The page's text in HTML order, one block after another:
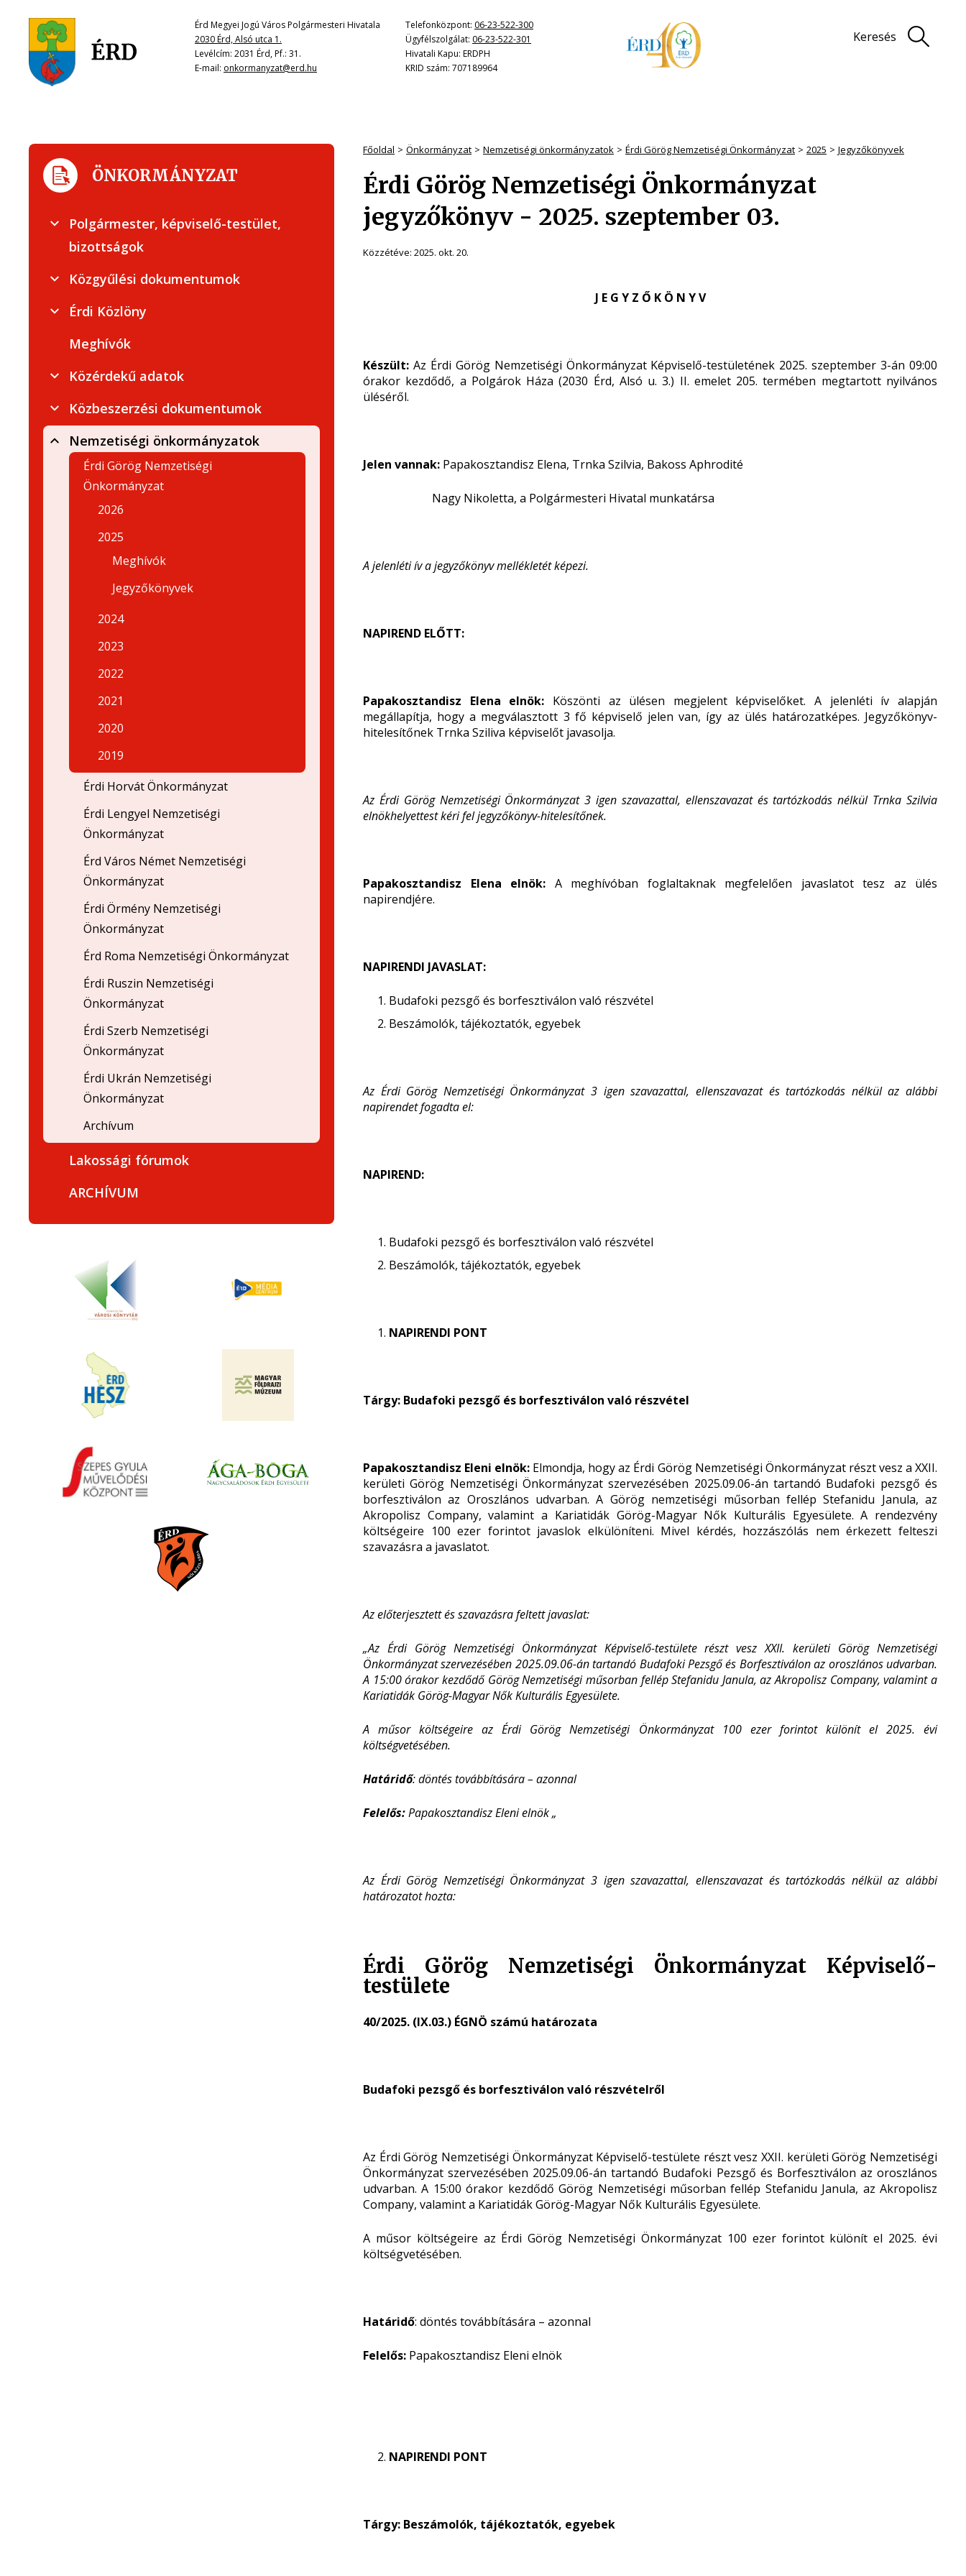
Érd Megyei Jogú Város Polgármesteri Hivatala
2030 Érd, Alsó utca 1.
Levélcím: 2031 Érd, Pf.: 31.
E-mail: onkormanyzat@erd.hu
Telefonközpont: 06-23-522-300
Ügyfélszolgálat: 06-23-522-301
Hivatali Kapu: ERDPH
KRID szám: 707189964
Keresés
Főoldal Önkormányzat Nemzetiségi önkormányzatok Érdi Görög Nemzetiségi Önkormányzat 2025 Jegyzőkönyvek
Érdi Görög Nemzetiségi Önkormányzat
jegyzőkönyv - 2025. szeptember 03.
Közzétéve: 2025. okt. 20.
J E G Y Z Ő K Ö N Y V
Készült: Az Érdi Görög Nemzetiségi Önkormányzat Képviselő-testületének 2025. szeptember 3-án 09:00
órakor kezdődő, a Polgárok Háza (2030 Érd, Alsó u. 3.) II. emelet 205. termében megtartott nyilvános
üléséről.
Jelen vannak: Papakosztandisz Elena, Trnka Szilvia, Bakoss Aphrodité
Nagy Nikoletta, a Polgármesteri Hivatal munkatársa
A jelenléti ív a jegyzőkönyv mellékletét képezi.
NAPIREND ELŐTT:
Papakosztandisz Elena elnök: Köszönti az ülésen megjelent képviselőket. A jelenléti ív alapján
megállapítja, hogy a megválasztott 3 fő képviselő jelen van, így az ülés határozatképes. Jegyzőkönyv-
hitelesítőnek Trnka Sziliva képviselőt javasolja.
Az Érdi Görög Nemzetiségi Önkormányzat 3 igen szavazattal, ellenszavazat és tartózkodás nélkül Trnka Szilvia
elnökhelyettest kéri fel jegyzőkönyv-hitelesítőnek.
Papakosztandisz Elena elnök: A meghívóban foglaltaknak megfelelően javaslatot tesz az ülés
napirendjére.
NAPIRENDI JAVASLAT:
Budafoki pezsgő és borfesztiválon való részvétel
Beszámolók, tájékoztatók, egyebek
Az Érdi Görög Nemzetiségi Önkormányzat 3 igen szavazattal, ellenszavazat és tartózkodás nélkül az alábbi
napirendet fogadta el:
NAPIREND:
Budafoki pezsgő és borfesztiválon való részvétel
Beszámolók, tájékoztatók, egyebek
NAPIRENDI PONT
Tárgy: Budafoki pezsgő és borfesztiválon való részvétel
Papakosztandisz Eleni elnök: Elmondja, hogy az Érdi Görög Nemzetiségi Önkormányzat részt vesz a XXII.
kerületi Görög Nemzetiségi Önkormányzat szervezésében 2025.09.06-án tartandó Budafoki pezsgő és
borfesztiválon az Oroszlános udvarban. A Görög nemzetiségi műsorban fellép Stefanidu Janula, az
Akropolisz Company, valamint a Kariatidák Görög-Magyar Nők Kulturális Egyesülete. A rendezvény
költségeire 100 ezer forintot javaslok elkülöníteni. Mivel kérdés, hozzászólás nem érkezett felteszi
szavazásra a javaslatot.
Az előterjesztett és szavazásra feltett javaslat:
„Az Érdi Görög Nemzetiségi Önkormányzat Képviselő-testülete részt vesz XXII. kerületi Görög Nemzetiségi
Önkormányzat szervezésében 2025.09.06-án tartandó Budafoki Pezsgő és Borfesztiválon az oroszlános udvarban.
A 15:00 órakor kezdődő Görög Nemzetiségi műsorban fellép Stefanidu Janula, az Akropolisz Company, valamint a
Kariatidák Görög-Magyar Nők Kulturális Egyesülete.
A műsor költségeire az Érdi Görög Nemzetiségi Önkormányzat 100 ezer forintot különít el 2025. évi
költségvetésében.
Határidő: döntés továbbítására – azonnal
Felelős:Papakosztandisz Eleni elnök „
Az Érdi Görög Nemzetiségi Önkormányzat 3 igen szavazattal, ellenszavazat és tartózkodás nélkül az alábbi
határozatot hozta:
Érdi Görög Nemzetiségi Önkormányzat Képviselő-
testülete
40/2025. (IX.03.) ÉGNÖ számú határozata
Budafoki pezsgő és borfesztiválon való részvételről
Az Érdi Görög Nemzetiségi Önkormányzat Képviselő-testülete részt vesz XXII. kerületi Görög Nemzetiségi
Önkormányzat szervezésében 2025.09.06-án tartandó Budafoki Pezsgő és Borfesztiválon az oroszlános
udvarban. A 15:00 órakor kezdődő Görög Nemzetiségi műsorban fellép Stefanidu Janula, az Akropolisz
Company, valamint a Kariatidák Görög-Magyar Nők Kulturális Egyesülete.
A műsor költségeire az Érdi Görög Nemzetiségi Önkormányzat 100 ezer forintot különít el 2025. évi
költségvetésében.
Határidő: döntés továbbítására – azonnal
Felelős: Papakosztandisz Eleni elnök
NAPIRENDI PONT
Tárgy: Beszámolók, tájékoztatók, egyebek
ÖNKORMÁNYZAT
Polgármester, képviselő-testület,
bizottságok
Közgyűlési dokumentumok
Érdi Közlöny
Meghívók
Közérdekű adatok
Közbeszerzési dokumentumok
Nemzetiségi önkormányzatok
Érdi Görög Nemzetiségi
Önkormányzat
2026
2025
Meghívók
Jegyzőkönyvek
2024
2023
2022
2021
2020
2019
Érdi Horvát Önkormányzat
Érdi Lengyel Nemzetiségi
Önkormányzat
Érd Város Német Nemzetiségi
Önkormányzat
Érdi Örmény Nemzetiségi
Önkormányzat
Érd Roma Nemzetiségi Önkormányzat
Érdi Ruszin Nemzetiségi
Önkormányzat
Érdi Szerb Nemzetiségi
Önkormányzat
Érdi Ukrán Nemzetiségi
Önkormányzat
Archívum
Lakossági fórumok
ARCHÍVUM